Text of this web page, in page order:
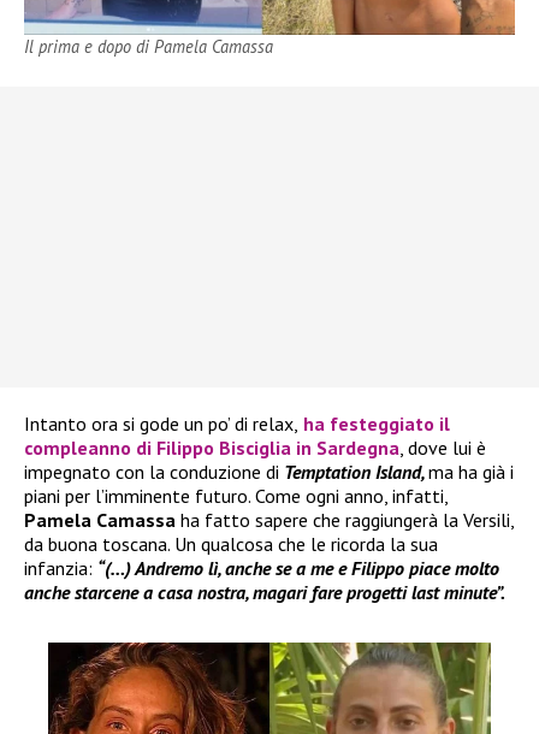
Il prima e dopo di Pamela Camassa
Intanto ora si gode un po’ di relax, ha festeggiato il
compleanno di Filippo Bisciglia in Sardegna, dove lui è
impegnato con la conduzione di Temptation Island,ma ha già i
piani per l’imminente futuro. Come ogni anno, infatti,
Pamela Camassa ha fatto sapere che raggiungerà la Versili,
da buona toscana. Un qualcosa che le ricorda la sua
infanzia: “(…) Andremo lì, anche se a me e Filippo piace molto
anche starcene a casa nostra, magari fare progetti last minute”.